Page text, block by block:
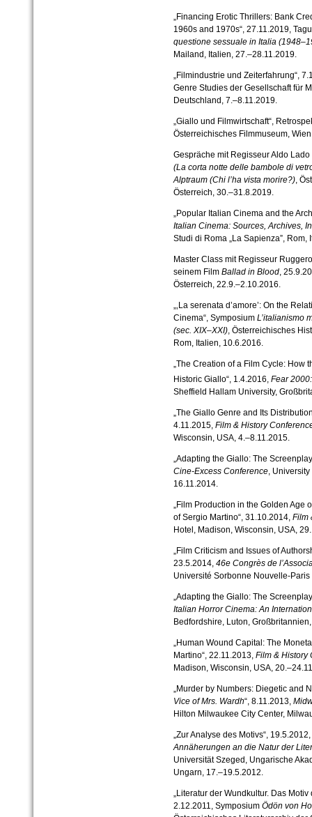
„Financing Erotic Thrillers: Bank
1960s and 1970s“, 27.11.2019,
questione sessuale in Italia
Mailand, Italien, 27.–28.11.2019.
„Filmindustrie und Zeiterfahrung“,
Genre Studies der Gesellschaft für
Deutschland, 7.–8.11.2019.
„Giallo und Filmwirtschaft“,
Österreichisches Filmmuseum,
Gespräche mit Regisseur Aldo
(La corta notte delle bambole di
Alptraum (Chi l’ha vista morire?),
Österreich, 30.–31.8.2019.
„Popular Italian Cinema and the
Italian Cinema: Sources, Archives,
Studi di Roma „La Sapienza”, Rom,
Master Class mit Regisseur
seinem Film Ballad in Blood,
Österreich, 22.9.–2.10.2016.
„‚La serenata d’amore’: On the
Cinema“, Symposium L’italianismo
(sec. XIX–XXI), Österreichisches
Rom, Italien, 10.6.2016.
„The Creation of a Film Cycle: How
Historic Giallo“, 1.4.2016, Fear
Sheffield Hallam University,
„The Giallo Genre and Its
4.11.2015, Film & History
Wisconsin, USA, 4.–8.11.2015.
„Adapting the Giallo: The
Cine-Excess Conference,
16.11.2014.
„Film Production in the Golden
of Sergio Martino“, 31.10.2014, Film
Hotel, Madison, Wisconsin, USA,
„Film Criticism and Issues of
23.5.2014, 46e Congrès de
Université Sorbonne Nouvelle-
„Adapting the Giallo: The
Italian Horror Cinema: An
Bedfordshire, Luton,
„Human Wound Capital: The
Martino“, 22.11.2013, Film & History
Madison, Wisconsin, USA,
„Murder by Numbers: Diegetic and
Vice of Mrs. Wardh“, 8.11.2013,
Hilton Milwaukee City Center,
„Zur Analyse des Motivs“,
Annäherungen an die Natur der
Universität Szeged, Ungarische
Ungarn, 17.–19.5.2012.
„Literatur der Wundkultur. Das
2.12.2011, Symposium Ödön von